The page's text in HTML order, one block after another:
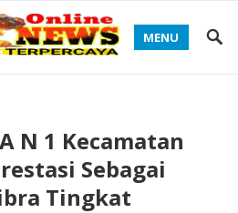
MENU
N 1 Kecamatan
Sebagai
Tingkat